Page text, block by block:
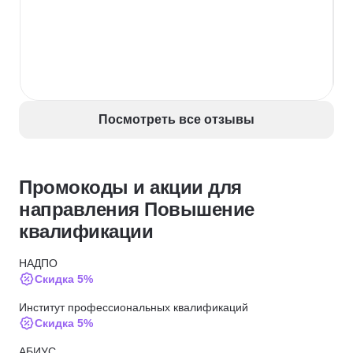
Посмотреть все отзывы
Промокоды и акции для
направления Повышение
квалификации
НАДПО
Скидка 5%
Институт профессиональных квалификаций
Скидка 5%